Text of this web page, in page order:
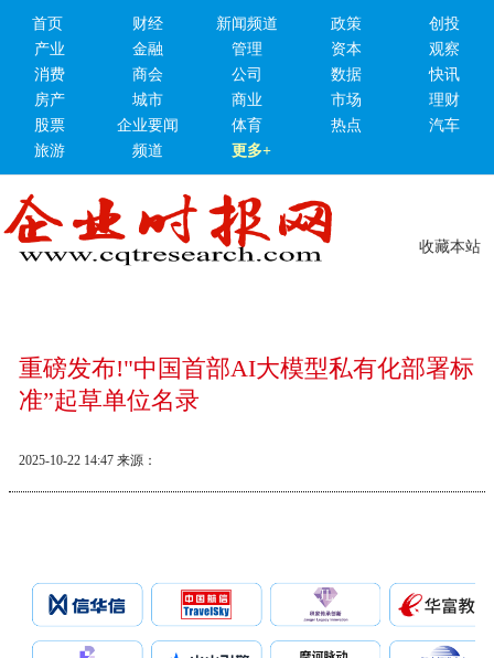
首页 财经 新闻频道 政策
创投
产业
金融 管理 资本
观察
消费
商会 公司 数据
快讯
房产
城市 商业 市场
理财
股票
企业要闻 体育 热点
汽车
旅游
频道 更多+
收藏本站
重磅发布!"中国首部AI大模型私有化部署标
准”起草单位名录
2025-10-22 14:47 来源：